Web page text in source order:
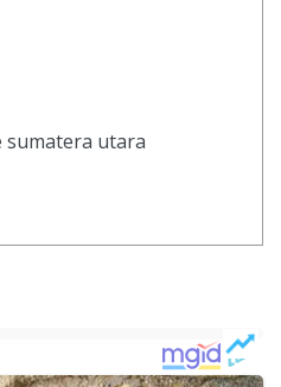
utara